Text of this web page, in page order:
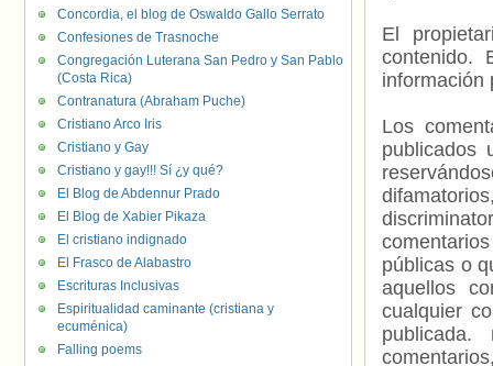
El
contenido.
información
Los
publicados
públicas o
aquellos
cualquier
Concordia, el blog de Oswaldo Gallo Serrato
Confesiones de Trasnoche
Congregación Luterana San Pedro y San Pablo
(Costa Rica)
Contranatura (Abraham Puche)
Cristiano Arco Iris
Cristiano y Gay
Cristiano y gay!!! Sí ¿y qué?
El Blog de Abdennur Prado
El Blog de Xabier Pikaza
El cristiano indignado
El Frasco de Alabastro
Escrituras Inclusivas
Espiritualidad caminante (cristiana y
ecuménica)
Falling poems